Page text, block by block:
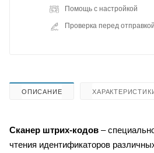
Помощь с настройкой
Проверка перед отправкой
ОПИСАНИЕ
Сканер штрих-кодов –
чтения идентификаторов